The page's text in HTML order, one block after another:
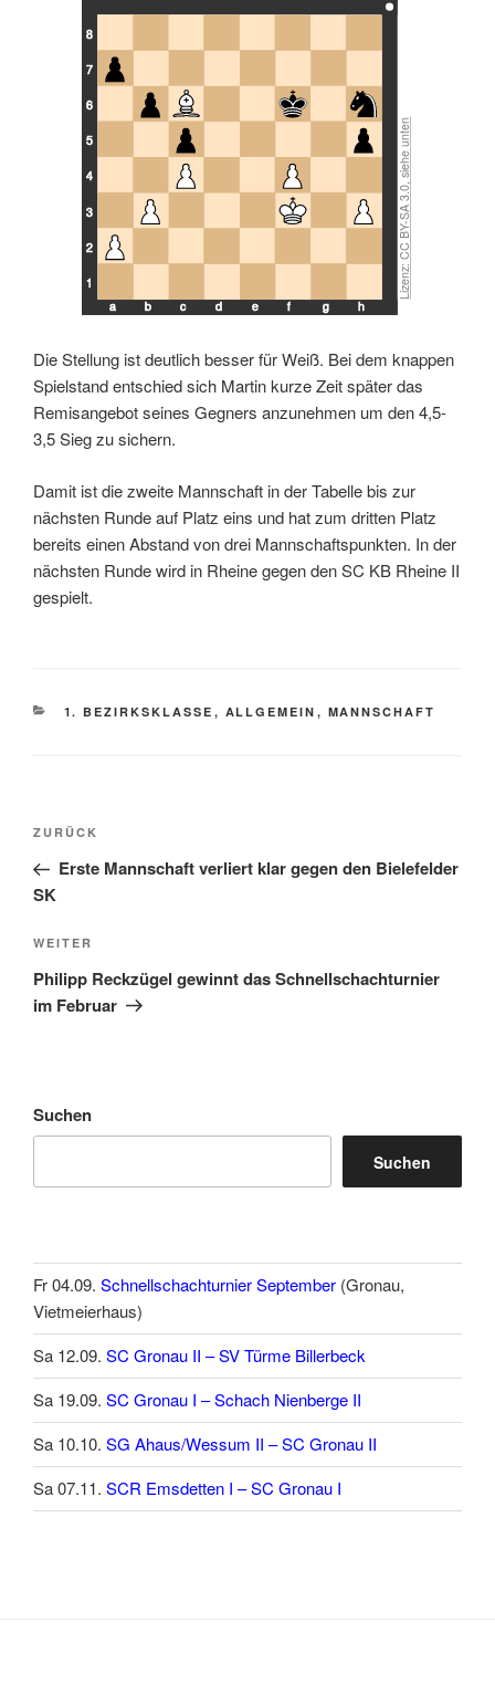
8
7
6
5
4
3
2
1
a
b c d e f g h
Die Stellung ist deutlich besser für Weiß. Bei dem knappen
Spielstand entschied sich Martin kurze Zeit später das
Remisangebot seines Gegners anzunehmen um den 4,5-
3,5 Sieg zu sichern.
Damit ist die zweite Mannschaft in der Tabelle bis zur
nächsten Runde auf Platz eins und hat zum dritten Platz
bereits einen Abstand von drei Mannschaftspunkten. In der
nächsten Runde wird in Rheine gegen den SC KB Rheine II
gespielt.
KATEGORIEN
1. BEZIRKSKLASSE , ALLGEMEIN , MANNSCHAFT
Beitragsnavigation
Vorheriger
Beitrag
ZURÜCK
Erste Mannschaft verliert klar gegen den Bielefelder
SK
Nächster
Beitrag
WEITER
Philipp Reckzügel gewinnt das Schnellschachturnier
im Februar
Suchen
Suchen
Fr 04.09. Schnellschachturnier September (Gronau,
Vietmeierhaus)
Sa 12.09. SC Gronau II – SV Türme Billerbeck
Sa 19.09. SC Gronau I – Schach Nienberge II
Sa 10.10. SG Ahaus/Wessum II – SC Gronau II
Sa 07.11. SCR Emsdetten I – SC Gronau I